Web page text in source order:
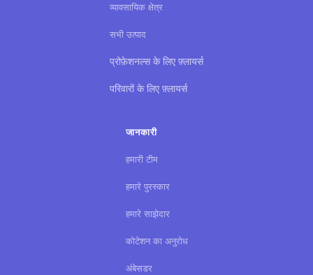
व्यावसायिक क्षेत्र
सभी उत्पाद
प्रोफ़ेशनल्स के लिए फ़्लायर्स
परिवारों के लिए फ़्लायर्स
जानकारी
हमारी टीम
हमारे पुरस्कार
हमारे साझेदार
कोटेशन का अनुरोध
अंबेसडर